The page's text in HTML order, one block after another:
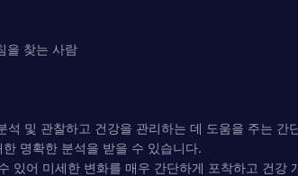
을 찾는 사람
및 관찰하고 건강을 관리하는 데 도움을 주는 간
명확한 분석을 받을 수 있습니다.
어 미세한 변화를 매우 간단하게 포착하고 건강